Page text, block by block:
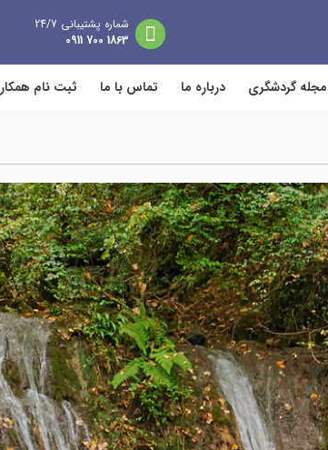
شماره پشتیبانی 24/7
1863 700 0911
مجله گردشگری درباره ما تماس با ما ثبت نام همکار